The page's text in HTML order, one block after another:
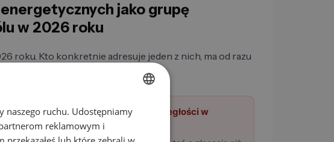
jako grupę
w 2026 roku
roku. Kto konkretnie adresuje jeden z nich, ma od razu
EBW,
! Brak personelu i zaległości w
zamówieniach
GERMAN
naszego ruchu. Udostępniamy
reklamowym i